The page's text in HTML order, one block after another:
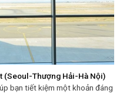
(Seoul-Thượng Hải-Hà Nội)
bạn tiết kiệm một khoản đáng